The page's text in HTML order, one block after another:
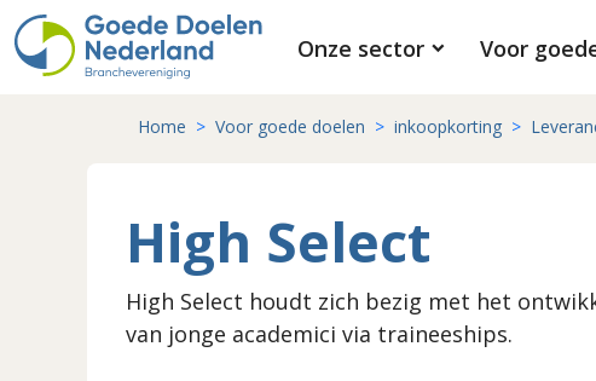
Onze sector Voor
Home Voor goede doelen inkoopkorting
High Select
High Select houdt zich bezig met het
van jonge academici via traineeships.